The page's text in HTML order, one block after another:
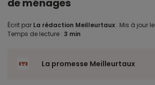
de ménages
Écrit par La rédaction Meilleurtaux . Mis à jour le
Temps de lecture : 3 min
La promesse Meilleurtaux